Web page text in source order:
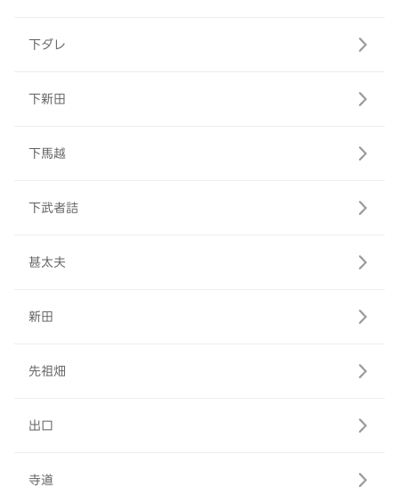
下ダレ
下新田
下馬越
下武者詰
甚太夫
新田
先祖畑
出口
寺道